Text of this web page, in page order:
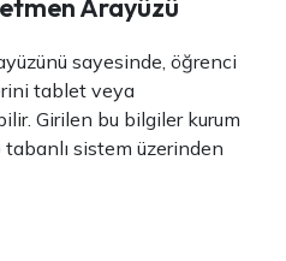
Arayüzü
sayesinde, öğrenci
tablet veya
Girilen bu bilgiler kurum
sistem üzerinden